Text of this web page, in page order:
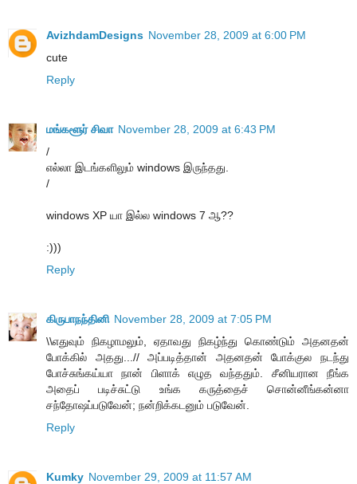
AvizhdamDesigns November 28, 2009 at 6:00 PM
cute
Reply
மங்களூர் சிவா November 28, 2009 at 6:43 PM
/
எல்லா இடங்களிலும் windows இருந்தது.
/
windows XP யா இல்ல windows 7 ஆ??
:)))
Reply
கிருபாநந்தினி November 28, 2009 at 7:05 PM
\\எதுவும் நிகழாமலும், ஏதாவது நிகழ்ந்து கொண்டும் அதனதன்
போக்கில் அதது...// அப்படித்தான் அதனதன் போக்குல நடந்து
போச்சுங்கய்யா நான் பிளாக் எழுத வந்ததும். சீனியரான நீங்க
அதைப் படிச்சுட்டு உங்க கருத்தைச் சொன்னீங்கன்னா
சந்தோஷப்படுவேன்; நன்றிக்கடனும் படுவேன்.
Reply
Kumky November 29, 2009 at 11:57 AM